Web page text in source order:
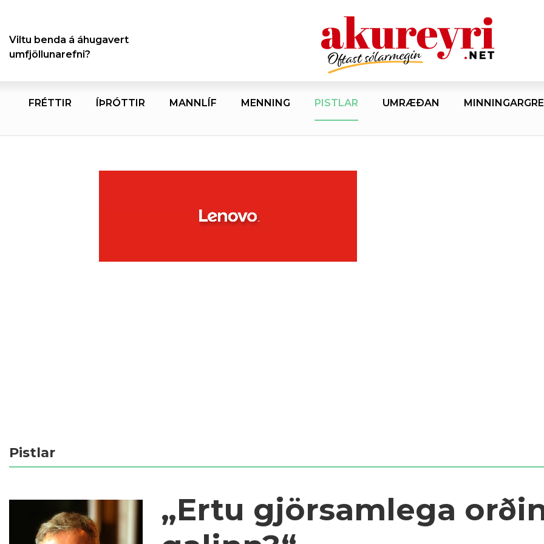
Viltu benda á áhugavert
umfjöllunarefni?
FRÉTTIR ÍÞRÓTTIR MANNLÍF MENNING PISTLAR UMRÆÐAN
Pistlar
„Ertu gjörsamlega